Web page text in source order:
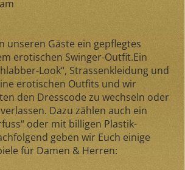
unseren Gäste ein gepflegtes
erotischen Swinger-Outfit.Ein
Look“, Strassenkleidung und
erotischen Outfits und wir
den Dresscode zu wechseln oder
Dazu zählen auch ein
oder mit billigen Plastik-
geben wir Euch einige
für Damen & Herren: